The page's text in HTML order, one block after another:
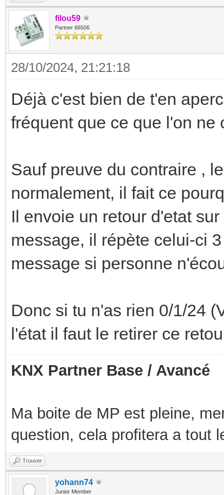
filou59
Partner 66506
28/10/2024, 21:21:18
Déjà c'est bien de t'en
fréquent que ce que l'on ne
Sauf preuve du contraire ,
normalement, il fait ce
Il envoie un retour d'etat
message, il répète celui-ci
message si personne
Donc si tu n'as rien 0/1/24
l'état il faut le retirer ce
KNX Partner Base / Avancé
Ma boite de MP est pleine,
question, cela profitera a tout
Trouver
yohann74
Junior Member